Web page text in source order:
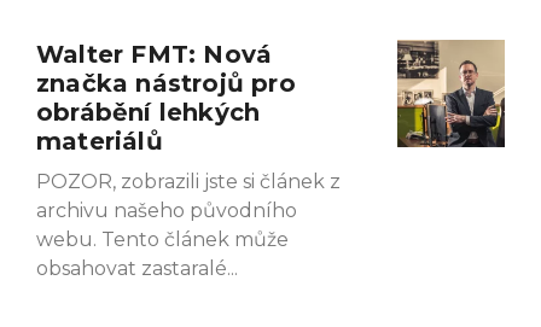
Walter FMT: Nová
značka nástrojů pro
obrábění lehkých
materiálů
POZOR, zobrazili jste si článek z
archivu našeho původního
webu. Tento článek může
obsahovat zastaralé